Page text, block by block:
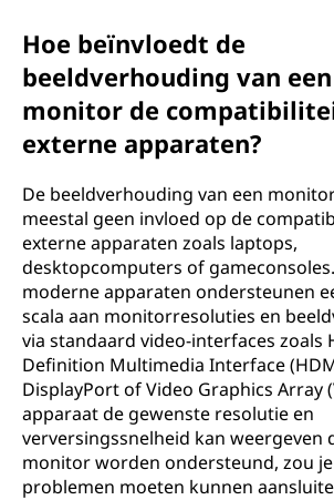
Hoe beïnvloedt de
beeldverhouding van een
monitor de
externe apparaten?
De beeldverhouding van een
meestal geen invloed op de
externe apparaten zoals laptops,
desktopcomputers of
moderne apparaten ondersteunen
scala aan monitorresoluties en
via standaard video-interfaces zoals
Definition Multimedia Interface
DisplayPort of Video Graphics Array
apparaat de gewenste resolutie en
verversingssnelheid kan weergeven
monitor worden ondersteund, zou
problemen moeten kunnen